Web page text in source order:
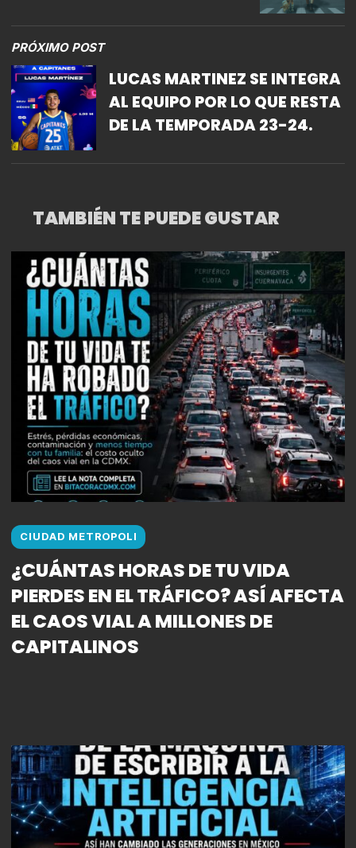
PRÓXIMO POST
LUCAS MARTINEZ SE INTEGRA
AL EQUIPO POR LO QUE RESTA
DE LA TEMPORADA 23-24.
TAMBIÉN TE PUEDE GUSTAR
CIUDAD METROPOLI
¿CUÁNTAS HORAS DE TU VIDA
PIERDES EN EL TRÁFICO? ASÍ AFECTA
EL CAOS VIAL A MILLONES DE
CAPITALINOS